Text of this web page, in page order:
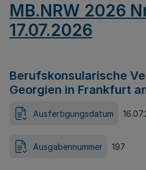
MB.NRW 2026
17.07.2026
Berufskonsularische
Georgien in Frankfurt
Ausfertigungsdatum
Ausgabennummer 197